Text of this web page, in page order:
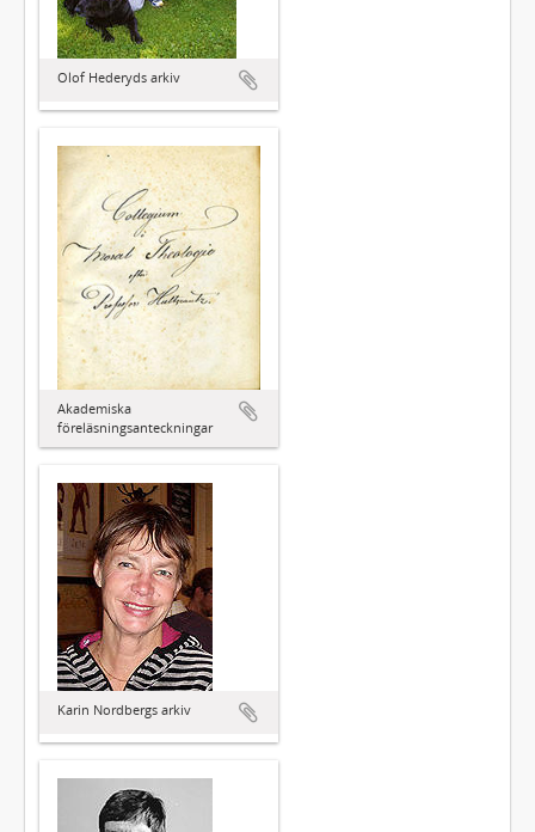
Olof Hederyds arkiv
Akademiska
föreläsningsanteckningar
Karin Nordbergs arkiv